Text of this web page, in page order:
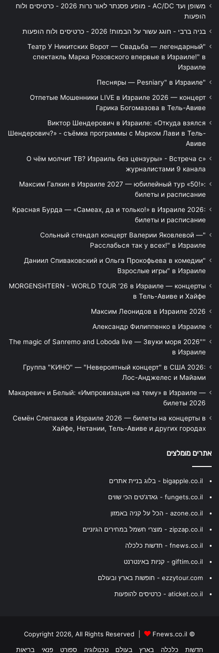
משופן ועד AC/DC - מופע פסנתר לאור נרות 2026 - כרטיסים ולוח
הופעות
בניה ברבי - חוגג עשור על הבמות! 2026 - כרטיסים ולוח הופעות
"Театр У Никитских Ворот — Свадьба — легендарный
спектакль Марка Розовского впервые в Израиле!" в
Израиле
"Песняры — Pesniary" в Израиле
Отпетые Мошенники LIVE в Израиле 2026 — концерт
Гарика Богомазова в Тель-Авиве
Виктор Шендерович в Израиле: «Откуда взялся
Шендерович?» - съёмка программы с Марком Лави в Тель-
Авиве
«О чём молчит ТВ? Израиль без цензуры» - Встреча с
журналистами 9 канала
Максим Галкин в Израиле 2027 — юбилейный тур «50!»:
билеты и расписание
Красная Бурда — «Самеах, да и только!» в Израиле 2026:
билеты и расписание
"Сольный стендап концерт Валерии Яковлевой —
Расслабься так у всех!" в Израиле
"Даниил Спиваковский и Ольга Прокофьева в комедии
Взрослые игры" в Израиле
MORGENSHTERN - WORLD TOUR '26 в Израиле — концерты
в Тель-Авиве и Хайфе
Максим Леонидов в Израиле 2026
Александр Филиппенко в Израиле
"The magic of Sanremo and Loboda live — Звуки моря 2026"
в Израиле
Группа "КИНО" — "Невероятный концерт" в США 2026:
Лос-Анджелес и Майами
Макаревич и Белый: «Импровизация на тему» в Израиле —
билеты 2026
Семён Слепаков в Израиле 2026 — билеты на концерты в
Хайфе, Нетании, Тель-Авиве и других городах
אתרים מומלצים
bigapple.co.il - בלוג בניית אתרים
fungets.co.il - גאדג'טים הכי שווים
azone.co.il - הכל על קניה באמזון
zipzap.co.il - מוצרי חשמל במחירים הגיוניים
fnews.co.il - חדשות כלכלה
giftim.co.il - קניות באינטרנט
ezzytour.com - חופשות בארץ ובעולם
aticket.co.il - כרטיסים להופעות
© Copyright 2026, All Rights Reserved |
Fnews.co.il
חדשות
כלכלה בארץ בעולם טכנולוגיה ספורט פנאי בריאות